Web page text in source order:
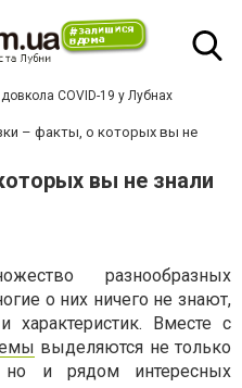
COVID-19 у Лубнах
– факты, о которых вы не
вы не знали
разнообразных
о них ничего не знают,
Вместе с
выделяются не только
но и рядом интересных